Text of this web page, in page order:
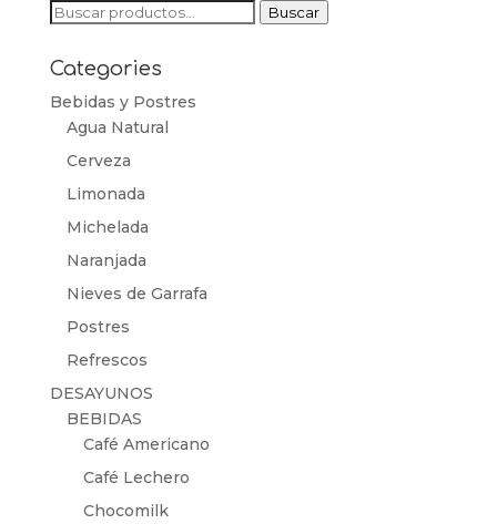
Buscar
Buscar
Categories
Bebidas y Postres
Agua Natural
Cerveza
Limonada
Michelada
Naranjada
Nieves de Garrafa
Postres
Refrescos
DESAYUNOS
BEBIDAS
Café Americano
Café Lechero
Chocomilk